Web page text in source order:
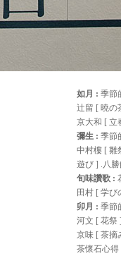
如月 : 季節
辻留 [ 曉の
京大和 [ 立
彌生 : 季節
中村樓 [ 雛
遊び ] .八
旬味讚歌 :
田村 [ 学び
卯月 : 季節
河文 [ 花祭
京味 [ 茶摘
茶懷石心得